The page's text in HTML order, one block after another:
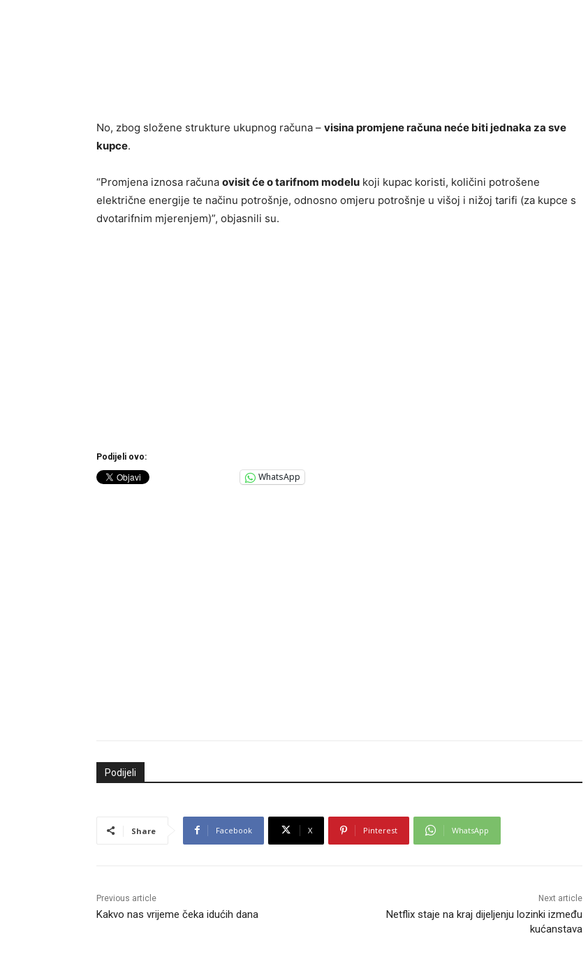
No, zbog složene strukture ukupnog računa – visina promjene računa neće biti jednaka za sve
kupce.
“Promjena iznosa računa ovisit će o tarifnom modelu koji kupac koristi, količini potrošene
električne energije te načinu potrošnje, odnosno omjeru potrošnje u višoj i nižoj tarifi (za kupce s
dvotarifnim mjerenjem)”, objasnili su.
Podijeli ovo:
WhatsApp
Podijeli
Share Facebook X Pinterest WhatsApp
Previous article
Kakvo nas vrijeme čeka idućih dana
Next article
Netflix staje na kraj dijeljenju lozinki između
kućanstava